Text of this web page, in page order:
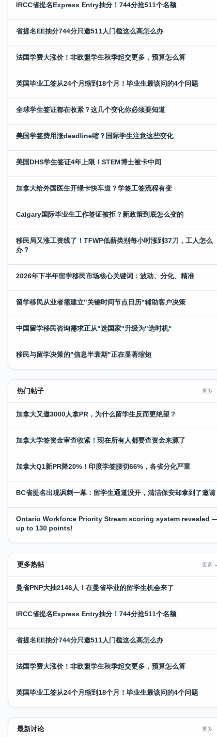
IRCC省提名Express Entry抽分！744分抢511个名额
省提名EE抽分744分只邀511人门槛这么高怎么办
法国学费大涨价！非欧盟学生秋季起交更多，预算怎么算
英国毕业工签从24个月缩到18个月！毕业生最该问的4个问题
全球学生签证都在收紧？这几个变化你必须要知道
美国学签费用涨deadline缩？国际学生注意这些变化
美国DHS学生签证4年上限！STEM博士被卡中间
加拿大给外国医生开绿卡快车道？学签工签流程有变
Calgary国际毕业生工作签证被拒？新政策到底怎么变的
移民局又涨工资线了！TFWP低薪类别每小时涨到37刀，工人怎么
办？
2026年下半年留学移民市场核心关键词：波动、分化、精准
留学移民从业者需建立"关键时间节点日历"辅助客户决策
中国留学移民咨询需求正从"选国家"升级为"选时机"
移民与留学决策的"信息半衰期"正在显著缩短
热门帖子 更多
加拿大又邀3000人拿PR，为什么留学生反而更绝望？
加拿大学签资金审查收紧！现在所有人都要查资金来源了
加拿大Q1新PR降20%！印度学签腰切66%，各省分化严重
BC省提名出现讽刺一幕：留学生通道没开，清洁保安却拿到了邀请
Ontario Workforce Priority Stream scoring system revealed
up to 130 points!
更多热帖 更多
曼省PNP大抽2146人！在曼省毕业的留学生机会来了
IRCC省提名Express Entry抽分！744分抢511个名额
省提名EE抽分744分只邀511人门槛这么高怎么办
法国学费大涨价！非欧盟学生秋季起交更多，预算怎么算
英国毕业工签从24个月缩到18个月！毕业生最该问的4个问题
最新讨论 更多